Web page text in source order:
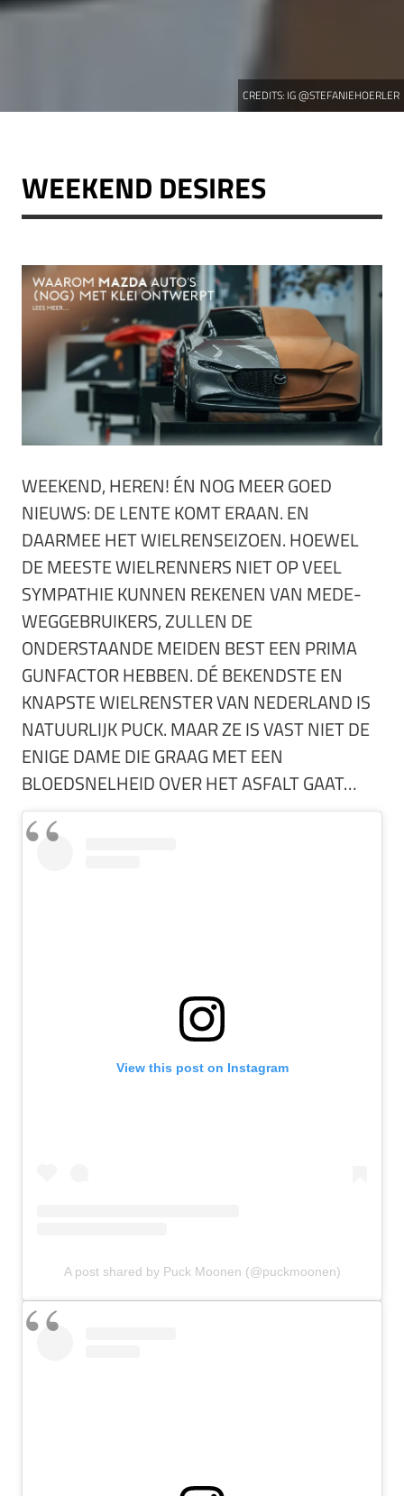
CREDITS: IG @STEFANIEHOERLER
WEEKEND DESIRES
WEEKEND, HEREN! ÉN NOG MEER GOED
NIEUWS: DE LENTE KOMT ERAAN. EN
DAARMEE HET WIELRENSEIZOEN. HOEWEL
DE MEESTE WIELRENNERS NIET OP VEEL
SYMPATHIE KUNNEN REKENEN VAN MEDE-
WEGGEBRUIKERS, ZULLEN DE
ONDERSTAANDE MEIDEN BEST EEN PRIMA
GUNFACTOR HEBBEN. DÉ BEKENDSTE EN
KNAPSTE WIELRENSTER VAN NEDERLAND IS
NATUURLIJK PUCK. MAAR ZE IS VAST NIET DE
ENIGE DAME DIE GRAAG MET EEN
BLOEDSNELHEID OVER HET ASFALT GAAT…
View this post on Instagram
A post shared by Puck Moonen (@puckmoonen)